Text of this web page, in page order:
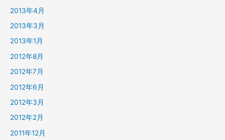
2013年4月
2013年3月
2013年1月
2012年8月
2012年7月
2012年6月
2012年3月
2012年2月
2011年12月